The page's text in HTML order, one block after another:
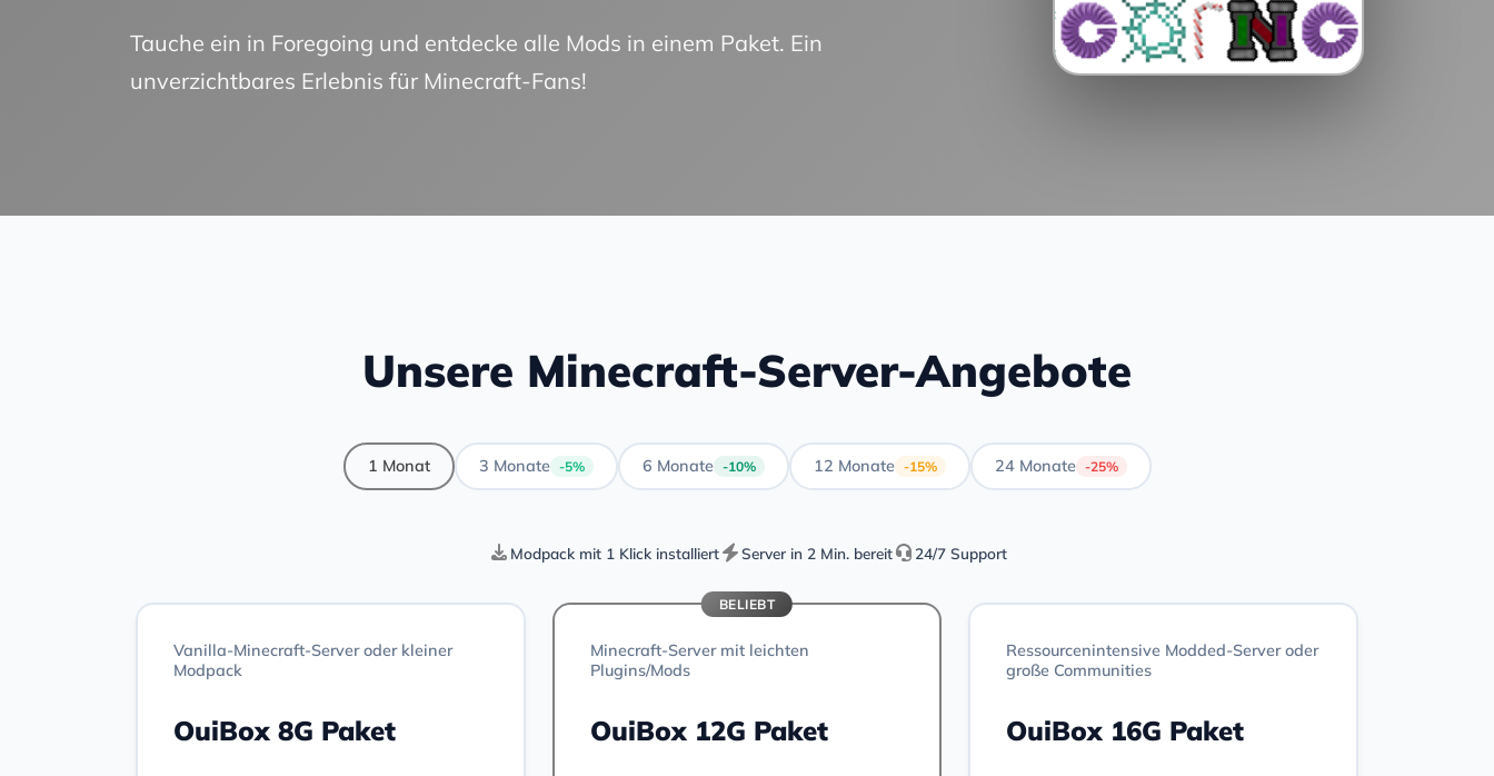
Tauche ein in Foregoing und entdecke alle Mods in einem Paket. Ein
unverzichtbares Erlebnis für Minecraft-Fans!
Unsere Minecraft-Server-Angebote
1 Monat 3 Monate -5% 6 Monate -10% 12 Monate -15% 24 Monate -25%
Modpack mit 1 Klick installiert Server in 2 Min. bereit 24/7 Support
Vanilla-Minecraft-Server oder kleiner
Modpack
OuiBox 8G Paket
BELIEBT
Minecraft-Server mit leichten
Plugins/Mods
OuiBox 12G Paket
Ressourcenintensive Modded-Server oder
große Communities
OuiBox 16G Paket